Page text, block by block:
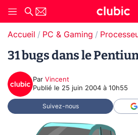
Accueil PC & Gaming
31 bugs dans le
Par Vincent
Publié le 25 juin 2004 à 10h55
Suivez-nous